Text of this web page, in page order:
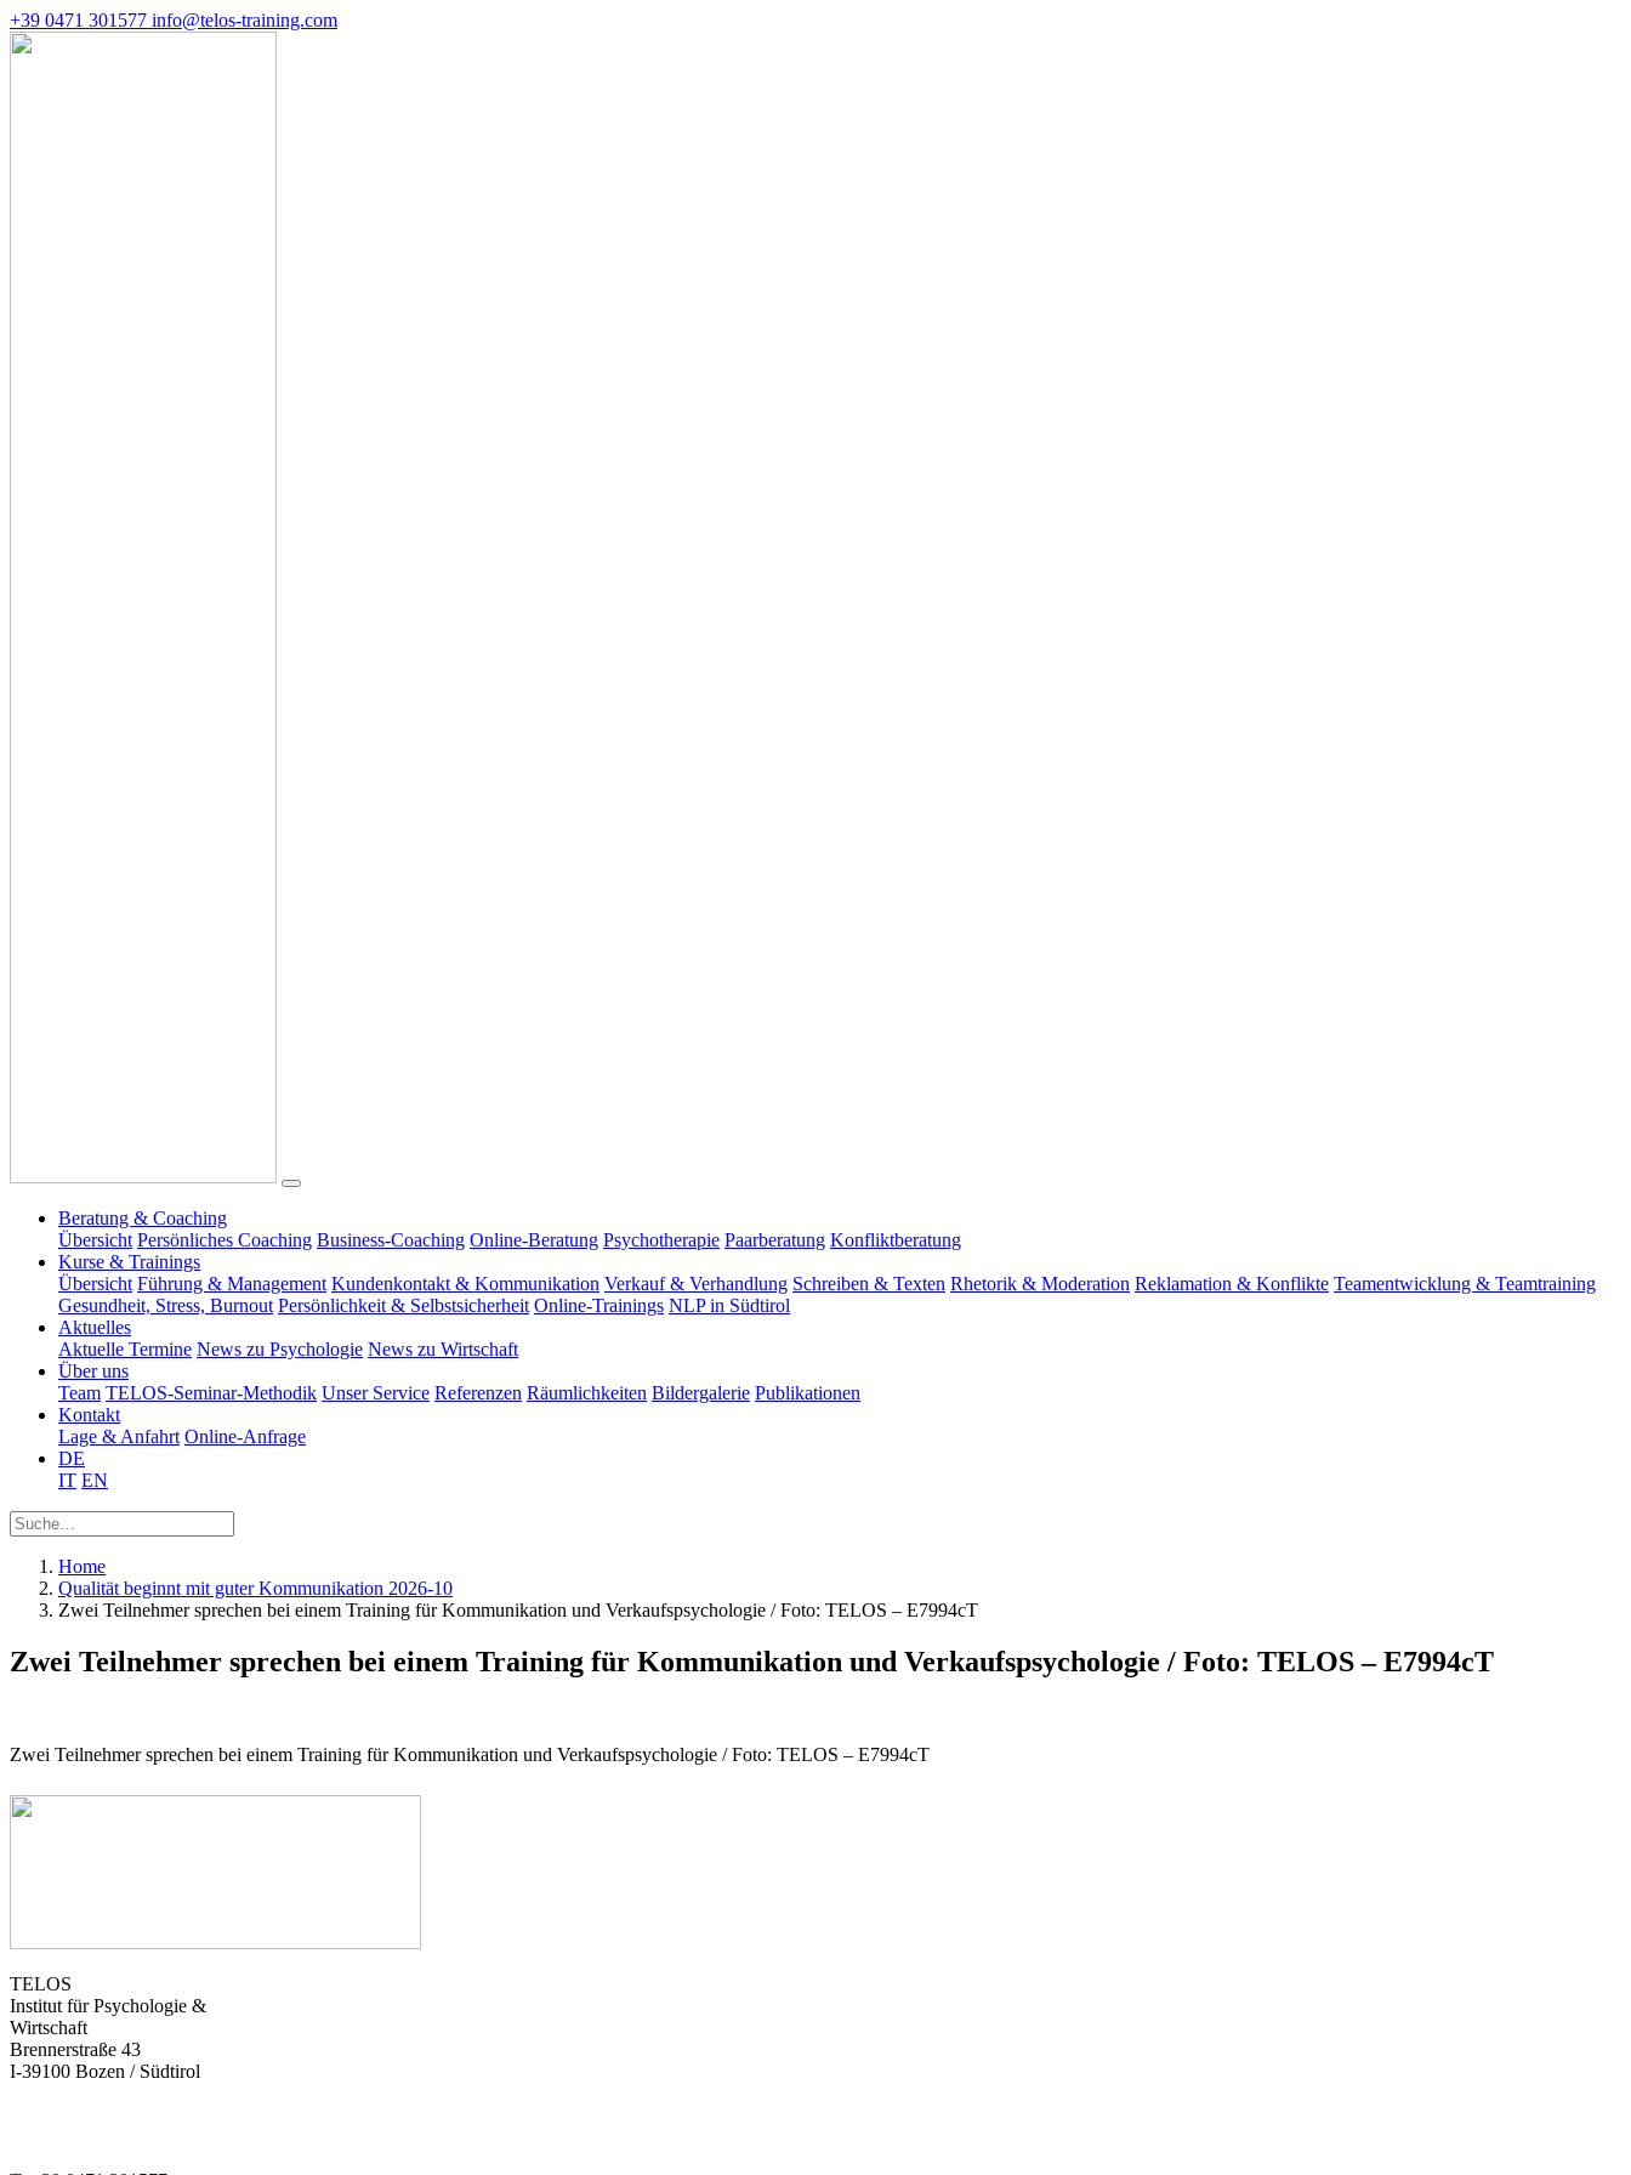
+39 0471 301577 info@telos-training.com
Beratung & Coaching
Übersicht Persönliches Coaching Business-Coaching Online-Beratung Psychotherapie Paarberatung Konfliktberatung
Kurse & Trainings
Übersicht Führung & Management Kundenkontakt & Kommunikation Verkauf & Verhandlung Schreiben & Texten Rhetorik & Moderation Reklamation & Konflikte Teamentwicklung & Teamtraining
Gesundheit, Stress, Burnout Persönlichkeit & Selbstsicherheit Online-Trainings NLP in Südtirol
Aktuelles
Aktuelle Termine News zu Psychologie News zu Wirtschaft
Über uns
Team TELOS-Seminar-Methodik Unser Service Referenzen Räumlichkeiten Bildergalerie Publikationen
Kontakt
Lage & Anfahrt Online-Anfrage
DE
IT EN
Home
Qualität beginnt mit guter Kommunikation 2026-10
Zwei Teilnehmer sprechen bei einem Training für Kommunikation und Verkaufspsychologie / Foto: TELOS – E7994cT
Zwei Teilnehmer sprechen bei einem Training für Kommunikation und Verkaufspsychologie / Foto: TELOS – E7994cT
Zwei Teilnehmer sprechen bei einem Training für Kommunikation und Verkaufspsychologie / Foto: TELOS – E7994cT
TELOS
Institut für Psychologie &
Wirtschaft
Brennerstraße 43
I-39100 Bozen / Südtirol